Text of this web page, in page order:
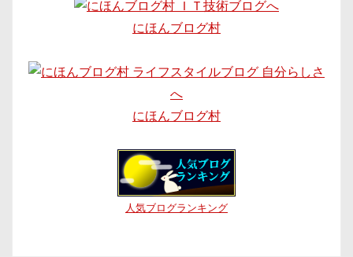
にほんブログ村
にほんブログ村
人気ブログランキング